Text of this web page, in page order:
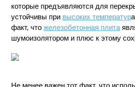
которые предъявляются для
устойчивы при высоких температур
факт, что железобетонная плита
шумоизолятором и плюс к этому
Не менее важен тот факт, что